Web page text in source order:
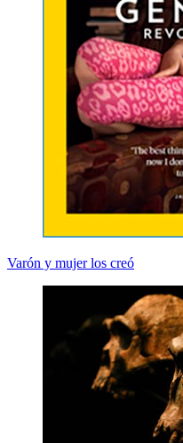
Varón y mujer los creó